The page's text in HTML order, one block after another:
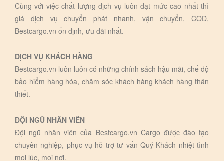
Cùng với việc chất lượng dịch vụ luôn đạt mức cao nhất thì
giá dịch vụ chuyển phát nhanh, vận chuyển, COD,
Bestcargo.vn ổn định, ưu đãi nhất.
DỊCH VỤ KHÁCH HÀNG
Bestcargo.vn luôn luôn có những chính sách hậu mãi, chế độ
bảo hiểm hàng hóa, chăm sóc khách hàng khách hàng thân
thiết.
ĐỘI NGŨ NHÂN VIÊN
Đội ngũ nhân viên của Bestcargo.vn Cargo được đào tạo
chuyên nghiệp, phục vụ hỗ trợ tư vấn Quý Khách nhiệt tình
mọi lúc, mọi nơi.